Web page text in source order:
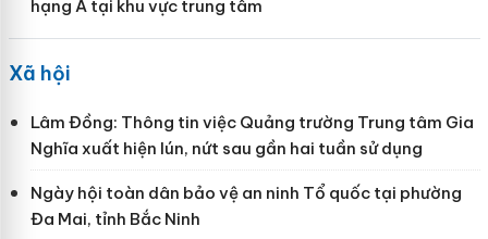
hạng A tại khu vực trung tâm
Xã hội
Lâm Đồng: Thông tin việc Quảng trường Trung tâm Gia
Nghĩa xuất hiện lún, nứt sau gần hai tuần sử dụng
Ngày hội toàn dân bảo vệ an ninh Tổ quốc tại phường
Đa Mai, tỉnh Bắc Ninh